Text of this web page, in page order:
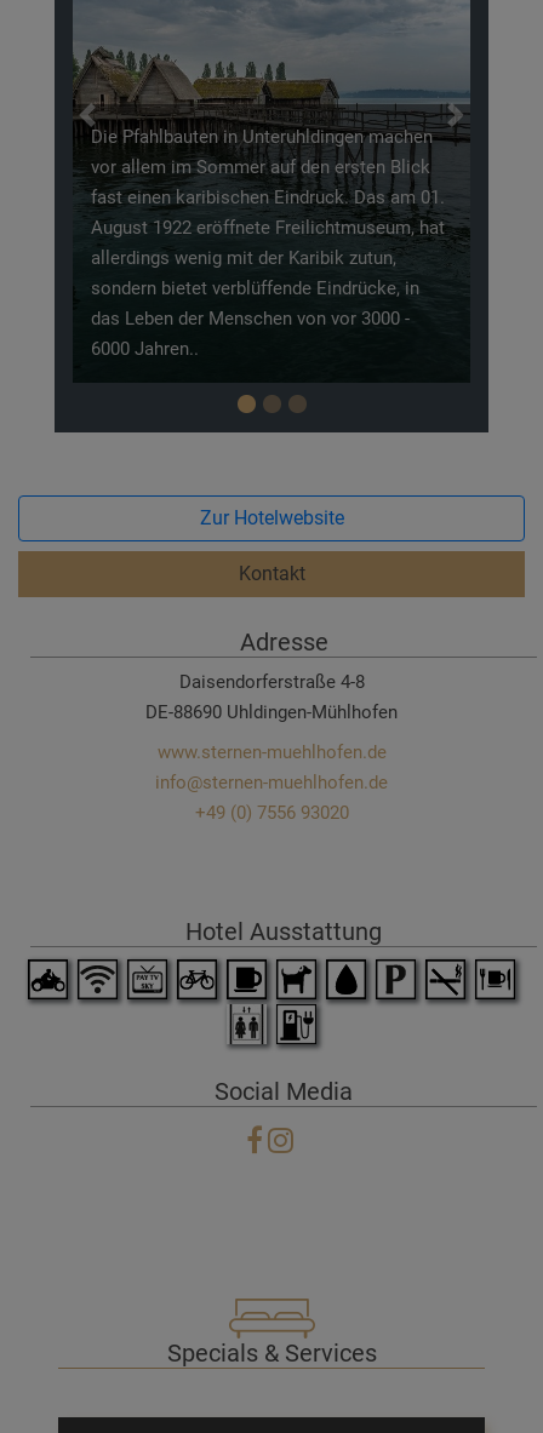
machen
auf den ersten Blick
Eindruck. Das am 01.
Freilichtmuseum, hat
der Karibik zutun,
Eindrücke, in
von vor 3000 -
Deutschland, Österreich und
Ausblick vom See auf die
dieser unteranderem ein
von diversen
nur für Wassersportler ist der
attraktiv, mit einem 260km
um den See, kommen auch
Ihre Kosten. Auch von
lockt der Bodensee mit einem
Fallschirmsprung bis hin zum
Previous Next
Zur Hotelwebsite
Kontakt
Adresse
Daisendorferstraße 4-8
DE-88690 Uhldingen-Mühlhofen
www.sternen-muehlhofen.de
info@sternen-muehlhofen.de
+49 (0) 7556 93020
Hotel Ausstattung
Social Media
Specials & Services